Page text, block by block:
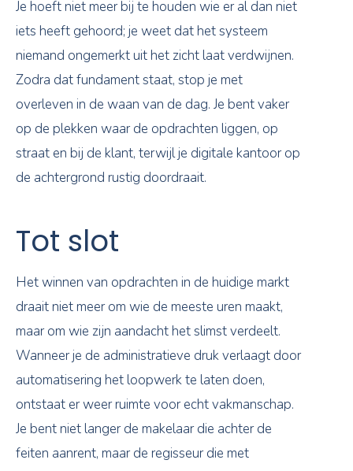
Je hoeft niet meer bij te houden wie er al dan niet
iets heeft gehoord; je weet dat het systeem
niemand ongemerkt uit het zicht laat verdwijnen.
Zodra dat fundament staat, stop je met
overleven in de waan van de dag. Je bent vaker
op de plekken waar de opdrachten liggen, op
straat en bij de klant, terwijl je digitale kantoor op
de achtergrond rustig doordraait.
Tot slot
Het winnen van opdrachten in de huidige markt
draait niet meer om wie de meeste uren maakt,
maar om wie zijn aandacht het slimst verdeelt.
Wanneer je de administratieve druk verlaagt door
automatisering het loopwerk te laten doen,
ontstaat er weer ruimte voor echt vakmanschap.
Je bent niet langer de makelaar die achter de
feiten aanrent, maar de regisseur die met